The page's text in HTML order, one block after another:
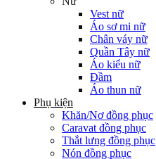
Vest nữ
Áo sơ mi nữ
Chân váy nữ
Quần Tây nữ
Áo kiểu nữ
Đầm
Áo thun nữ
Phụ kiện
Khăn/Nơ đồng phục
Caravat đồng phục
Thắt lưng đồng phục
Nón đồng phục